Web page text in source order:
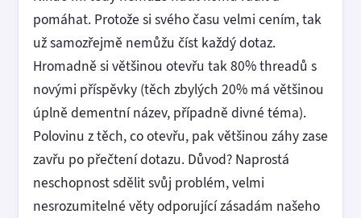
pomáhat. Protože si svého času velmi cením, tak
už samozřejmě nemůžu číst každý dotaz.
Hromadně si většinou otevřu tak 80% threadů s
novými příspěvky (těch zbylých 20% má většinou
úplně dementní název, případně divné téma).
Polovinu z těch, co otevřu, pak většinou záhy zase
zavřu po přečtení dotazu. Důvod? Naprostá
neschopnost sdělit svůj problém, velmi
nesrozumitelné věty odporující zásadám našeho